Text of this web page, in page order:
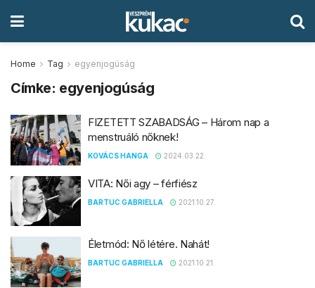
Home Tag egyenjogúság
Címke: egyenjogúság
FIZETETT SZABADSÁG – Három nap a
menstruáló nőknek!
KOVÁCS HANGA 2024.03.22.
VITA: Női agy – férfiész
BARTUC GABRIELLA 2021.10.27.
Életmód: Nő létére. Nahát!
BARTUC GABRIELLA 2021.10.21.